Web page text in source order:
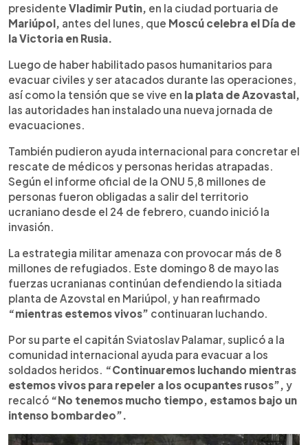
presidente Vladimir Putin, en la ciudad portuaria de
Mariúpol, antes del lunes, que Moscú celebra el Día de
la Victoria en Rusia.
Luego de haber habilitado pasos humanitarios para
evacuar civiles y ser atacados durante las operaciones,
así como la tensión que se vive en la plata de Azovastal,
las autoridades han instalado una nueva jornada de
evacuaciones.
También pudieron ayuda internacional para concretar el
rescate de médicos y personas heridas atrapadas.
Según el informe oficial de la ONU 5,8 millones de
personas fueron obligadas a salir del territorio
ucraniano desde el 24 de febrero, cuando inició la
invasión.
La estrategia militar amenaza con provocar más de 8
millones de refugiados. Este domingo 8 de mayo las
fuerzas ucranianas continúan defendiendo la sitiada
planta de Azovstal en Mariúpol, y han reafirmado
“mientras estemos vivos” continuaran luchando.
Por su parte el capitán Sviatoslav Palamar, suplicó a la
comunidad internacional ayuda para evacuar a los
soldados heridos.
“Continuaremos luchando mientras
estemos vivos para repeler a los ocupantes rusos”, y
recalcó “No tenemos mucho tiempo, estamos bajo un
intenso bombardeo”.